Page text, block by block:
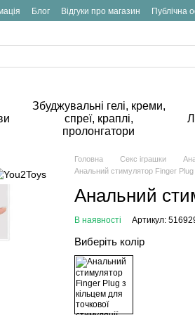
Блог Відгуки про магазин Публічна
Збуджувальні гелі, креми,
спреї, краплі,
пролонгатори
Головна Секс іграшки
Анальний стимулятор Finger Plug
Анальний
В наявності Артикул:
Виберіть колір